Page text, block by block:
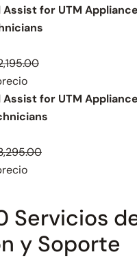
for UTM
for UTM
Servicios
y Soporte